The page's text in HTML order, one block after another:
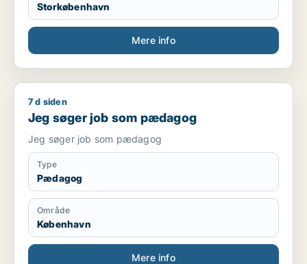
Storkøbenhavn
Mere info
Jeg søger job som pædagog
7 d siden
Jeg søger job som pædagog
Jeg søger job som pædagog
Type
Pædagog
Område
København
Mere info